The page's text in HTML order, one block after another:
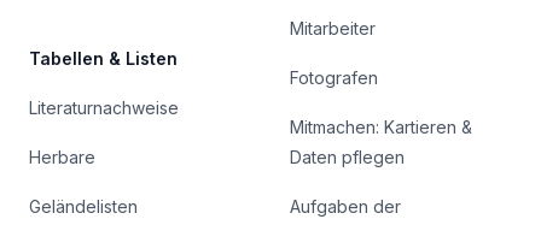
Tabellen & Listen
Literaturnachweise
Herbare
Geländelisten
Mitarbeiter
Fotografen
Mitmachen: Kartieren &
Daten pflegen
Aufgaben der